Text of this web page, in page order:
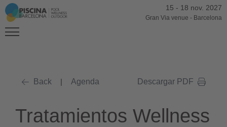
15 - 18 nov. 2027
Gran Via venue - Barcelona
Back | Agenda Descargar PDF
Tratamientos Wellness